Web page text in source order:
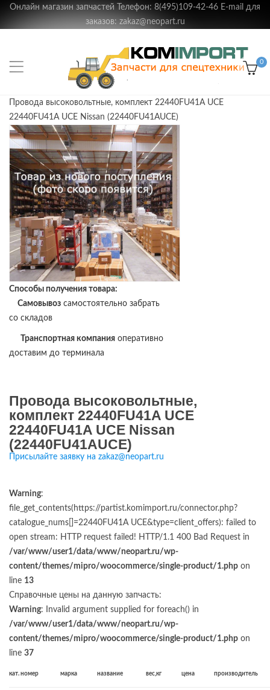
Онлайн магазин запчастей Телефон: 8(495)109-42-46 E-mail для
заказов: zakaz@neopart.ru
0
Провода высоковольтные, комплект 22440FU41A UCE
22440FU41A UCE Nissan (22440FU41AUCE)
Способы получения товара:
Самовывоз самостоятельно забрать
со складов
Транспортная компания оперативно
доставим до терминала
Провода высоковольтные,
комплект 22440FU41A UCE
22440FU41A UCE Nissan
(22440FU41AUCE)
Присылайте заявку на zakaz@neopart.ru
Warning:
file_get_contents(https://partist.komimport.ru/connector.php?
catalogue_nums[]=22440FU41A UCE&type=client_offers): failed to
open stream: HTTP request failed! HTTP/1.1 400 Bad Request in
/var/www/user1/data/www/neopart.ru/wp-
content/themes/mipro/woocommerce/single-product/1.php on
line 13
Справочные цены на данную запчасть:
Warning: Invalid argument supplied for foreach() in
/var/www/user1/data/www/neopart.ru/wp-
content/themes/mipro/woocommerce/single-product/1.php on
line 37
кат. номер марка название вес,кг цена производитель